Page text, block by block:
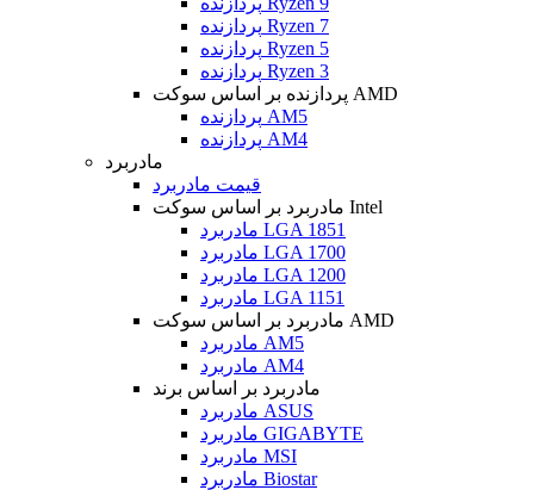
پردازنده Ryzen 7
پردازنده Ryzen 5
پردازنده Ryzen 3
پردازنده بر اساس سوکت AMD
پردازنده AM5
پردازنده AM4
مادربرد
قیمت مادربرد
مادربرد بر اساس سوکت Intel
مادربرد LGA 1851
مادربرد LGA 1700
مادربرد LGA 1200
مادربرد LGA 1151
مادربرد بر اساس سوکت AMD
مادربرد AM5
مادربرد AM4
مادربرد بر اساس برند
مادربرد ASUS
مادربرد GIGABYTE
مادربرد MSI
مادربرد Biostar